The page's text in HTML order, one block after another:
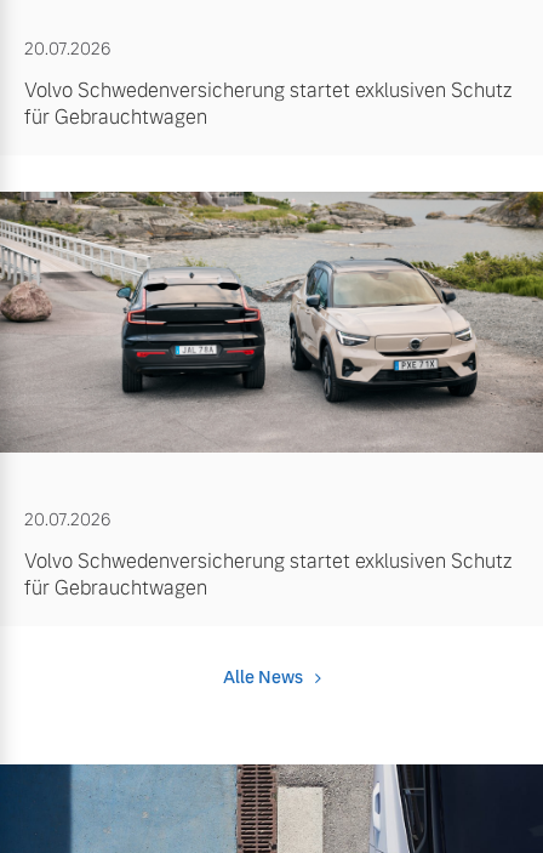
20.07.2026
Volvo Schwedenversicherung startet exklusiven Schutz
für Gebrauchtwagen
20.07.2026
Volvo Schwedenversicherung startet exklusiven Schutz
für Gebrauchtwagen
Alle News